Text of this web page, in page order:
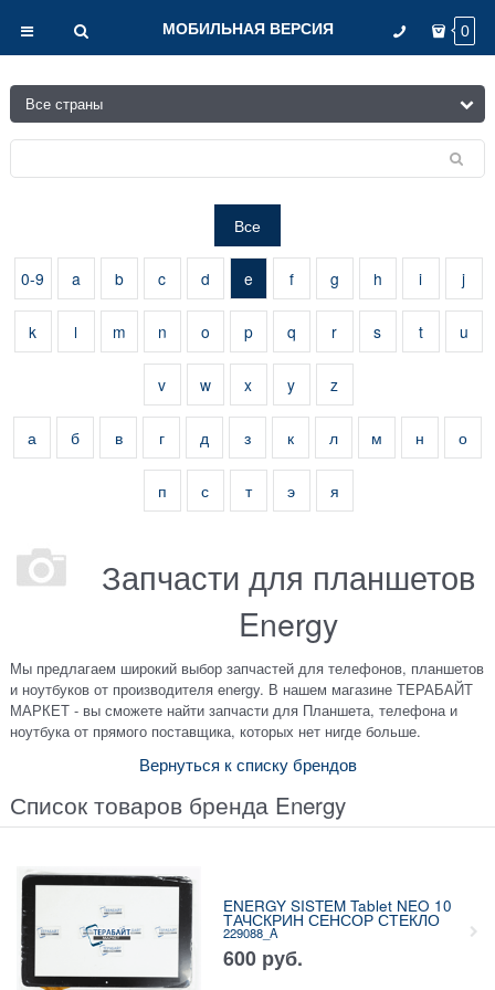
МОБИЛЬНАЯ ВЕРСИЯ 0
Все
0-9 a b c d e f g h i j
k l m n o p q r s t u
v w x y z
а б в г д з к л м н о
п с т э я
Запчасти для планшетов
Energy
Мы предлагаем широкий выбор запчастей для телефонов, планшетов
и ноутбуков от производителя energy. В нашем магазине ТЕРАБАЙТ
МАРКЕТ - вы сможете найти запчасти для Планшета, телефона и
ноутбука от прямого поставщика, которых нет нигде больше.
Вернуться к списку брендов
Список товаров бренда Energy
ENERGY SISTEM Tablet NEO 10
ТАЧСКРИН СЕНСОР СТЕКЛО
229088_A
600 руб.